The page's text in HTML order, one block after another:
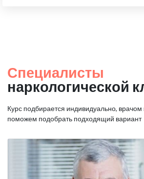
Специалисты
наркологической
Курс подбирается индивидуально, врачом
поможем подобрать подходящий вариант